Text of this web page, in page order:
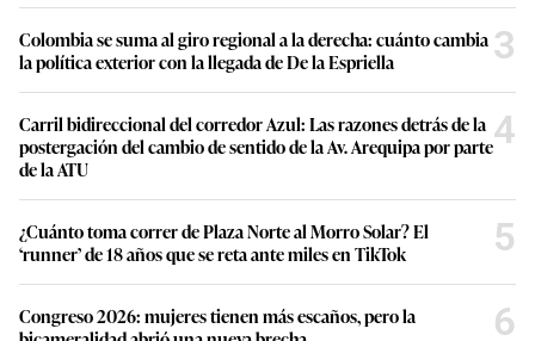
Colombia se suma al giro regional a la derecha: cuánto cambia
la política exterior con la llegada de De la Espriella
3
Carril bidireccional del corredor Azul: Las razones detrás de la
postergación del cambio de sentido de la Av. Arequipa por parte
de la ATU
4
¿Cuánto toma correr de Plaza Norte al Morro Solar? El
‘runner’ de 18 años que se reta ante miles en TikTok
5
Congreso 2026: mujeres tienen más escaños, pero la
6